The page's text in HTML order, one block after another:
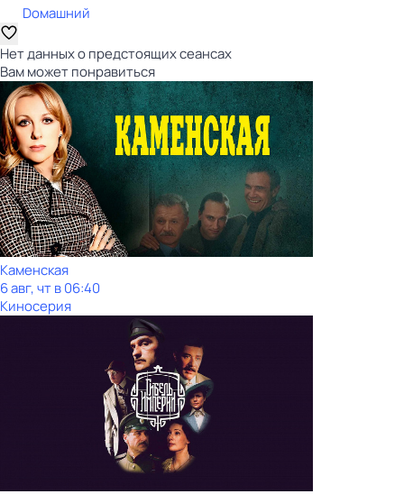
Dомашний
Нет данных о предстоящих сеансах
Вам может понравиться
Каменская
6 авг, чт в 06:40
Киносерия